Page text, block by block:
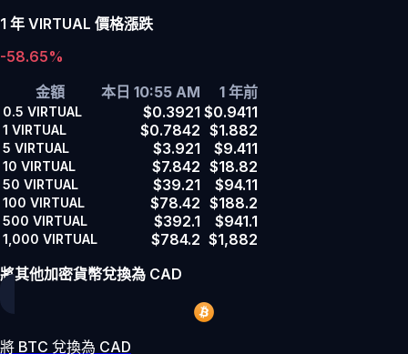
1 年 VIRTUAL 價格漲跌
-58.65%
金額
本日 10:55 AM 1 年前
0.5 VIRTUAL $0.3921 $0.9411
1 VIRTUAL $0.7842 $1.882
5 VIRTUAL $3.921 $9.411
10 VIRTUAL $7.842 $18.82
50 VIRTUAL $39.21 $94.11
100 VIRTUAL $78.42 $188.2
500 VIRTUAL $392.1 $941.1
1,000 VIRTUAL $784.2 $1,882
將其他加密貨幣兌換為 CAD
將 BTC 兌換為 CAD